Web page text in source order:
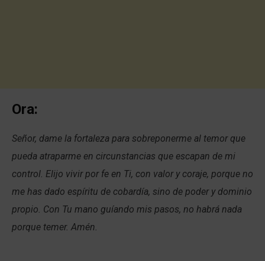
Ora:
Señor, dame la fortaleza para sobreponerme al temor que
pueda atraparme en circunstancias que escapan de mi
control. Elijo vivir por fe en Ti, con valor y coraje, porque no
me has dado espíritu de cobardía, sino de poder y dominio
propio. Con Tu mano guíando mis pasos, no habrá nada
porque temer. Amén.